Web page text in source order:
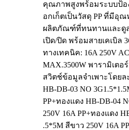
คุณภาพสูงพร้อมระบบป้อ
อกเก็ตเป็นวัสดุ PP ที่มีอุ
ผลิตภัณฑ์ที่ทนทานและดู
เปิด/ปิด พร้อมสายเคเบิล
ทางเทคนิค: 16A 250V
MAX.3500W พารามิเตอ
สวิตช์ข้อมูลจำเพาะโดยล
HB-DB-03 NO
PP+ทองแดง HB-DB-04
250V 16A PP+ทองแดง
.5*5M สีขาว 250V 16A